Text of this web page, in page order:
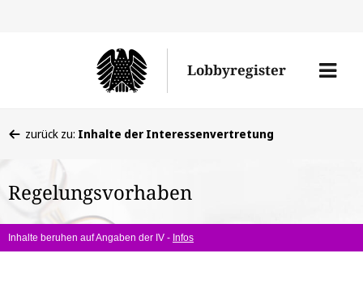
den
Lobbyregister
Menü
befinden
hier:
zurück zu: Inhalte der Interessenvertretung
Regelungsvorhaben
Inhalte beruhen auf Angaben der IV - Infos